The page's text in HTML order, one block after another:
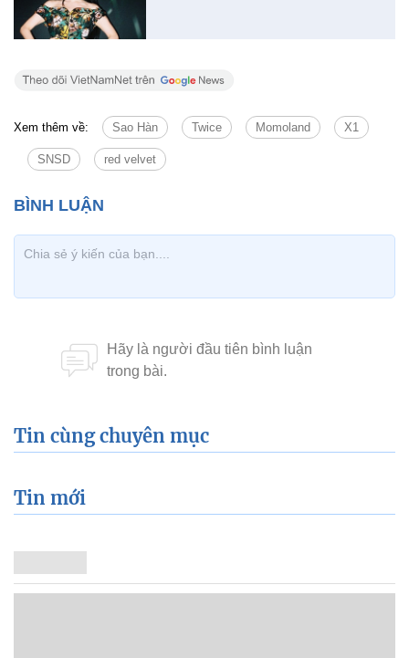
Xem thêm về: Sao Hàn Twice Momoland X1
SNSD red velvet
Tin cùng chuyên mục
Tin mới